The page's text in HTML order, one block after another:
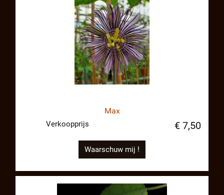
Max
Verkoopprijs € 7,50
Waarschuw mij !